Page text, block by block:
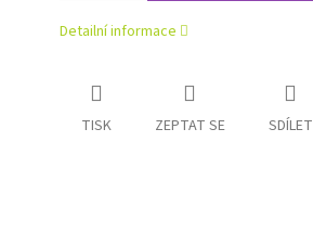
Detailní informace
TISK ZEPTAT SE SDÍLET